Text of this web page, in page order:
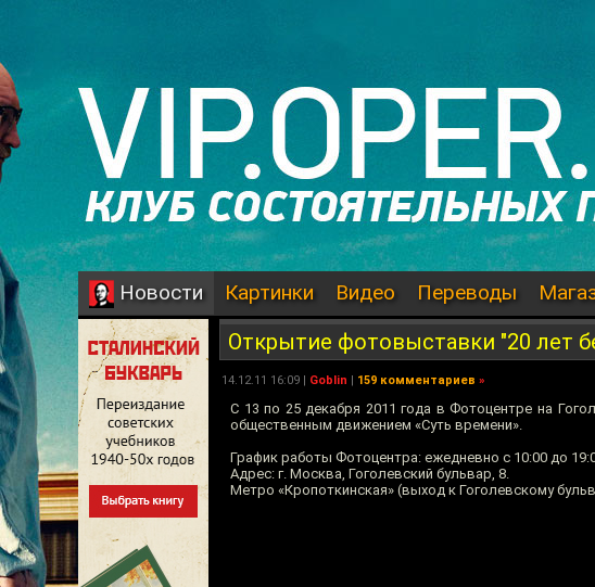
Новости Картинки Видео Переводы
Открытие фотовыставки "20 лет
14.12.11 16:09 | Goblin | 159 комментариев »
С 13 по 25 декабря 2011 года в Фотоцентре на
общественным движением «Суть времени».
График работы Фотоцентра: ежедневно с 10:00 до
Адрес: г. Москва, Гоголевский бульвар, 8.
Метро «Кропоткинская» (выход к Гоголевскому